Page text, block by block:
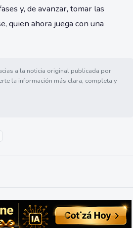
y, de avanzar, tomar las
quien ahora juega con una
a la noticia original publicada por
la información más clara, completa y